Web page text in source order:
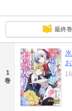
最終巻
1
巻